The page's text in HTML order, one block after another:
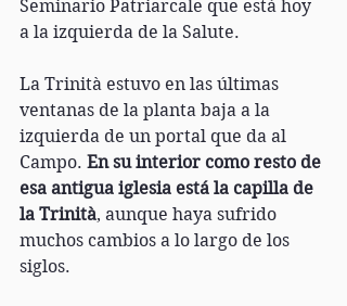
Seminario Patriarcale que está hoy
a la izquierda de la Salute.
La Trinità estuvo en las últimas
ventanas de la planta baja a la
izquierda de un portal que da al
Campo. En su interior como resto de
esa antigua iglesia está la capilla de
la Trinità, aunque haya sufrido
muchos cambios a lo largo de los
siglos.